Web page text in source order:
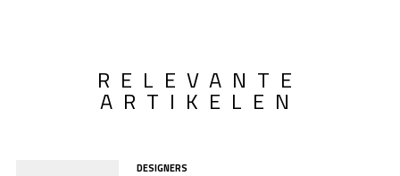
RELEVANTE
ARTIKELEN
DESIGNERS